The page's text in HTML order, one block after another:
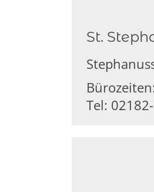
St.
Tel: